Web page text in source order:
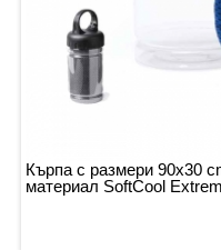
Кърпа с размери 90x30
материал SoftCool